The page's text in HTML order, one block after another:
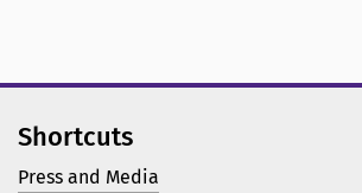
Shortcuts
Press and Media